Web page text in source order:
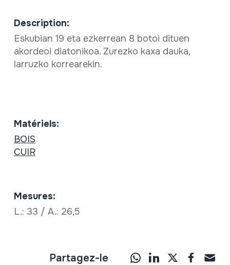
Description:
Eskubian 19 eta ezkerrean 8 botoi dituen
akordeoi diatonikoa. Zurezko kaxa dauka,
larruzko korrearekin.
Matériels:
BOIS
CUIR
Mesures:
L.: 33 / A.: 26,5
Partagez-le